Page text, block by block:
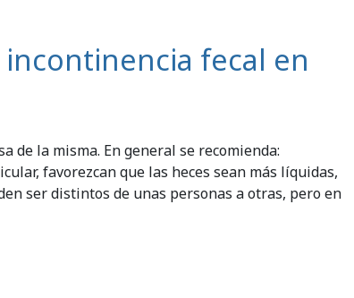
fecal en
de la misma. En general se recomienda:
favorezcan que las heces sean más líquidas,
ser distintos de unas personas a otras, pero en